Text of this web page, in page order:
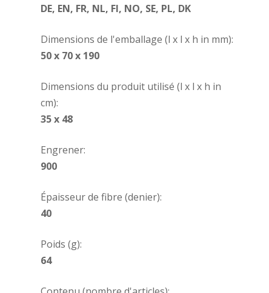
DE, EN, FR, NL, FI, NO, SE, PL, DK
Dimensions de l'emballage (l x l x h in mm):
50 x 70 x 190
Dimensions du produit utilisé (l x l x h in
cm):
35 x 48
Engrener:
900
Épaisseur de fibre (denier):
40
Poids (g):
64